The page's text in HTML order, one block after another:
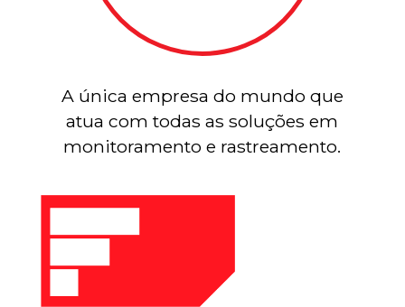
A única empresa do mundo que
atua com todas as soluções em
monitoramento e rastreamento.